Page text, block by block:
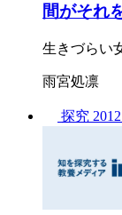
間がそれ
生きづらい
雨宮処凛
探究 2012